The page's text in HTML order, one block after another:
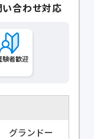
合わせ対応
験者歓迎
グランドー